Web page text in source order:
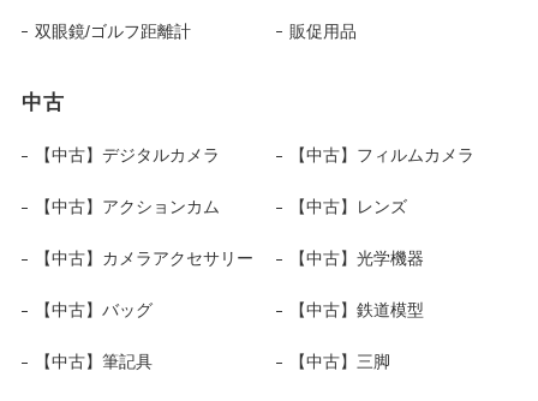
双眼鏡/ゴルフ距離計 販促用品
中古
【中古】デジタルカメラ 【中古】フィルムカメラ
【中古】アクションカム 【中古】レンズ
【中古】カメラアクセサリー 【中古】光学機器
【中古】バッグ 【中古】鉄道模型
【中古】筆記具 【中古】三脚